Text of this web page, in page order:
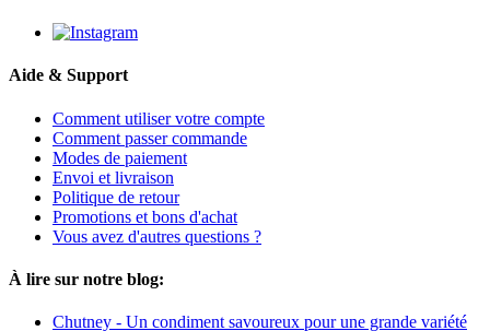
Aide & Support
Comment utiliser votre compte
Comment passer commande
Modes de paiement
Envoi et livraison
Politique de retour
Promotions et bons d'achat
Vous avez d'autres questions ?
À lire sur notre blog:
Chutney - Un condiment savoureux pour une grande variété